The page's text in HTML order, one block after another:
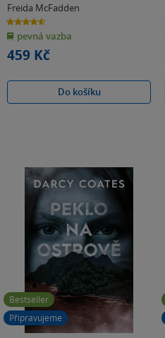
Freida McFadden
4.6
z
5
hvězdiček
pevná vazba
459 Kč
Do košíku
Bestseller
Připravujeme